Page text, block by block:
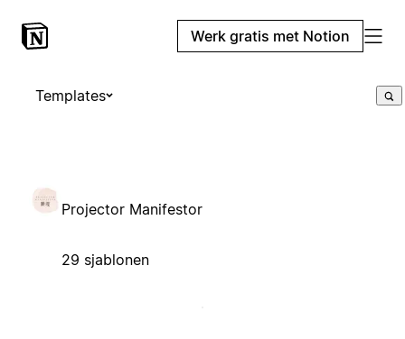
Werk gratis met Notion
Templates
Projector Manifestor
29 sjablonen